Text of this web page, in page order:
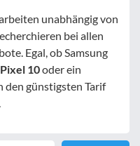
unabhängig von
bei allen
Egal, ob Samsung
10oder ein
den günstigsten Tarif